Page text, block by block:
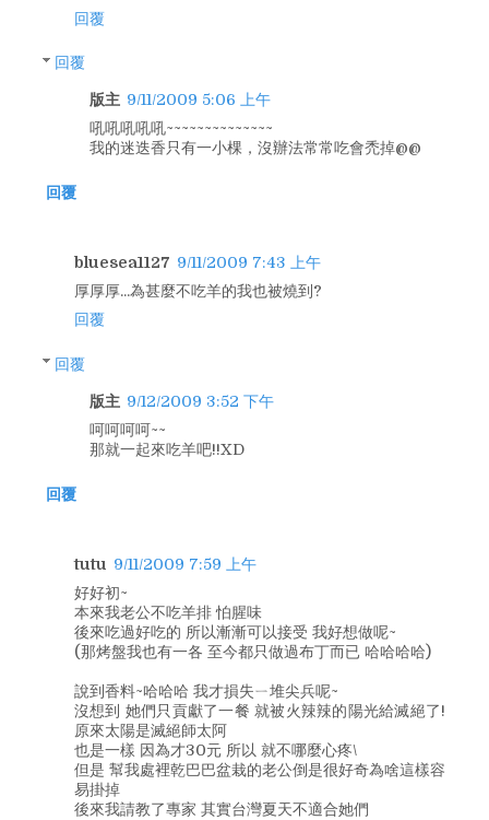
回覆
回覆
版主 9/11/2009 5:06 上午
吼吼吼吼吼~~~~~~~~~~~~~~
我的迷迭香只有一小棵，沒辦法常常吃會禿掉@@
回覆
bluesea1127 9/11/2009 7:43 上午
厚厚厚...為甚麼不吃羊的我也被燒到?
回覆
回覆
版主 9/12/2009 3:52 下午
呵呵呵呵~~
那就一起來吃羊吧!!XD
回覆
tutu 9/11/2009 7:59 上午
好好初~
本來我老公不吃羊排 怕腥味
後來吃過好吃的 所以漸漸可以接受 我好想做呢~
(那烤盤我也有一各 至今都只做過布丁而已 哈哈哈哈)
說到香料~哈哈哈 我才損失ㄧ堆尖兵呢~
沒想到 她們只貢獻了一餐 就被火辣辣的陽光給滅絕了!
原來太陽是滅絕師太阿
也是一樣 因為才30元 所以 就不哪麼心疼\
但是 幫我處裡乾巴巴盆栽的老公倒是很好奇為啥這樣容
易掛掉
後來我請教了專家 其實台灣夏天不適合她們